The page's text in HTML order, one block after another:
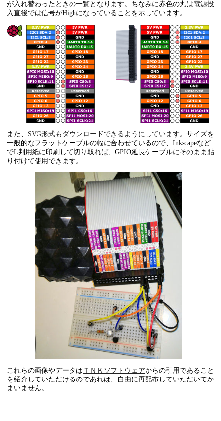
が入れ替わったときの一覧となります。ちなみに赤色の丸は電源投
入直後では信号がHighになっていることを示しています。
また、 SVG形式もダウンロードできるようにしています。サイズを
一般的なフラットケーブルの幅に合わせているので、Inkscapeなど
でL判用紙に印刷して切り取れば、GPIO延長ケーブルにそのまま貼
り付けて使用できます。
これらの画像やデータは ＴＮＫソフトウェアからの引用であること
を紹介していただけるのであれば、自由に再配布していただいてか
まいません。